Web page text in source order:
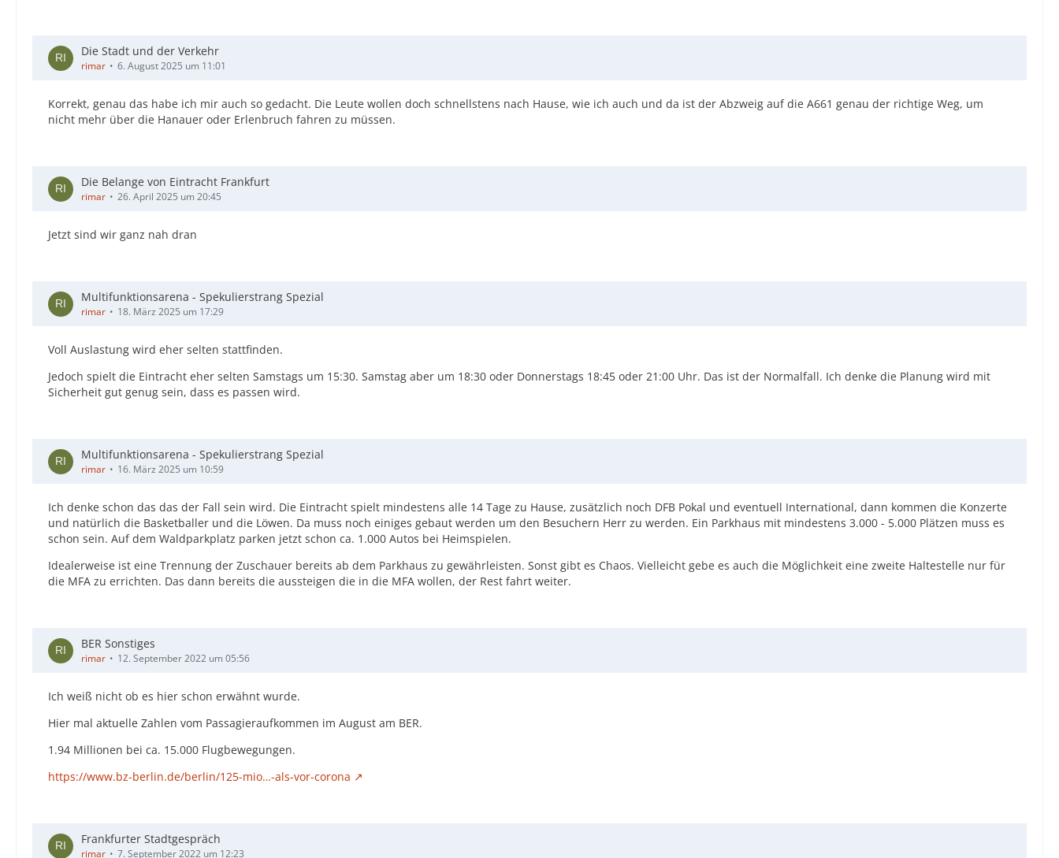
Die Stadt und der Verkehr
rimar 6. August 2025 um 11:01
Korrekt, genau das habe ich mir auch so gedacht. Die Leute wollen doch schnellstens nach Hause, wie ich auch und da ist der Abzweig auf die A661 genau der richtige Weg, um
nicht mehr über die Hanauer oder Erlenbruch fahren zu müssen.
Die Belange von Eintracht Frankfurt
rimar 26. April 2025 um 20:45
Jetzt sind wir ganz nah dran
Multifunktionsarena - Spekulierstrang Spezial
rimar 18. März 2025 um 17:29
Voll Auslastung wird eher selten stattfinden.
Jedoch spielt die Eintracht eher selten Samstags um 15:30. Samstag aber um 18:30 oder Donnerstags 18:45 oder 21:00 Uhr. Das ist der Normalfall. Ich denke die Planung wird mit
Sicherheit gut genug sein, dass es passen wird.
Multifunktionsarena - Spekulierstrang Spezial
rimar 16. März 2025 um 10:59
Ich denke schon das das der Fall sein wird. Die Eintracht spielt mindestens alle 14 Tage zu Hause, zusätzlich noch DFB Pokal und eventuell International, dann kommen die Konzerte
und natürlich die Basketballer und die Löwen. Da muss noch einiges gebaut werden um den Besuchern Herr zu werden. Ein Parkhaus mit mindestens 3.000 - 5.000 Plätzen muss es
schon sein. Auf dem Waldparkplatz parken jetzt schon ca. 1.000 Autos bei Heimspielen.
Idealerweise ist eine Trennung der Zuschauer bereits ab dem Parkhaus zu gewährleisten. Sonst gibt es Chaos. Vielleicht gebe es auch die Möglichkeit eine zweite Haltestelle nur für
die MFA zu errichten. Das dann bereits die aussteigen die in die MFA wollen, der Rest fahrt weiter.
BER Sonstiges
rimar 12. September 2022 um 05:56
Ich weiß nicht ob es hier schon erwähnt wurde.
Hier mal aktuelle Zahlen vom Passagieraufkommen im August am BER.
1.94 Millionen bei ca. 15.000 Flugbewegungen.
https://www.bz-berlin.de/berlin/125-mio…-als-vor-corona
Frankfurter Stadtgespräch
rimar 7. September 2022 um 12:23